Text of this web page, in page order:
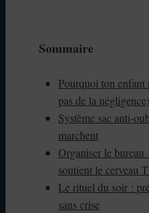
Sommaire
Pourquoi ton enfant
pas de la négligence)
Système sac anti-
marchent
Organiser le bureau
soutient le cerveau
Le rituel du soir :
sans crise